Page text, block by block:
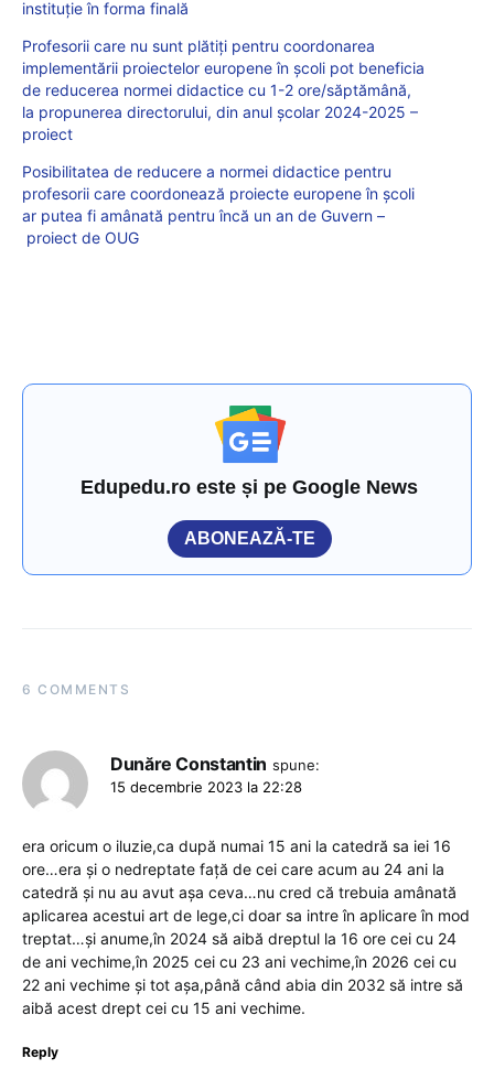
instituție în forma finală
Profesorii care nu sunt plătiţi pentru coordonarea
implementării proiectelor europene în școli pot beneficia
de reducerea normei didactice cu 1-2 ore/săptămână,
la propunerea directorului, din anul şcolar 2024-2025 –
proiect
Posibilitatea de reducere a normei didactice pentru
profesorii care coordonează proiecte europene în școli
ar putea fi amânată pentru încă un an de Guvern –
proiect de OUG
Edupedu.ro este și pe Google News
ABONEAZĂ-TE
6 COMMENTS
Dunăre Constantin spune:
15 decembrie 2023 la 22:28
era oricum o iluzie,ca după numai 15 ani la catedră sa iei 16
ore…era și o nedreptate față de cei care acum au 24 ani la
catedră și nu au avut așa ceva…nu cred că trebuia amânată
aplicarea acestui art de lege,ci doar sa intre în aplicare în mod
treptat…și anume,în 2024 să aibă dreptul la 16 ore cei cu 24
de ani vechime,în 2025 cei cu 23 ani vechime,în 2026 cei cu
22 ani vechime și tot așa,până când abia din 2032 să intre să
aibă acest drept cei cu 15 ani vechime.
Reply